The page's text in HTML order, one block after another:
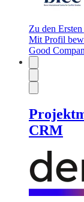
Zu den Ersten
Mit Profil
Good
CRM